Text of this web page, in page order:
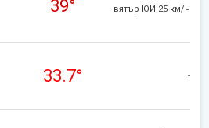
39° вятър ЮИ 25 км/ч
33.7° -